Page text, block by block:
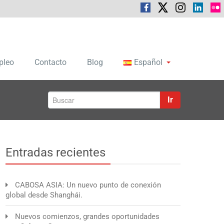
Contacto Blog Español
Ir
Entradas recientes
CABOSA ASIA: Un nuevo punto de conexión
global desde Shanghái.
Nuevos comienzos, grandes oportunidades